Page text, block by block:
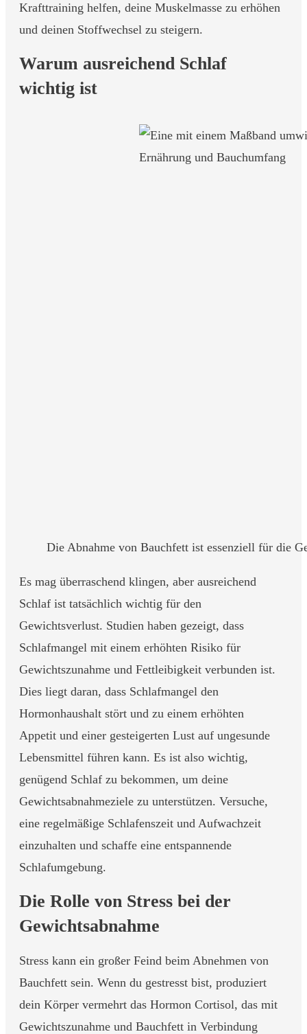
Krafttraining helfen, deine Muskelmasse zu erhöhen
und deinen Stoffwechsel zu steigern.
Warum ausreichend Schlaf
wichtig ist
Die Abnahme von Bauchfett ist essenziell für die
Es mag überraschend klingen, aber ausreichend
Schlaf ist tatsächlich wichtig für den
Gewichtsverlust. Studien haben gezeigt, dass
Schlafmangel mit einem erhöhten Risiko für
Gewichtszunahme und Fettleibigkeit verbunden ist.
Dies liegt daran, dass Schlafmangel den
Hormonhaushalt stört und zu einem erhöhten
Appetit und einer gesteigerten Lust auf ungesunde
Lebensmittel führen kann. Es ist also wichtig,
genügend Schlaf zu bekommen, um deine
Gewichtsabnahmeziele zu unterstützen. Versuche,
eine regelmäßige Schlafenszeit und Aufwachzeit
einzuhalten und schaffe eine entspannende
Schlafumgebung.
Die Rolle von Stress bei der
Gewichtsabnahme
Stress kann ein großer Feind beim Abnehmen von
Bauchfett sein. Wenn du gestresst bist, produziert
dein Körper vermehrt das Hormon Cortisol, das mit
Gewichtszunahme und Bauchfett in Verbindung